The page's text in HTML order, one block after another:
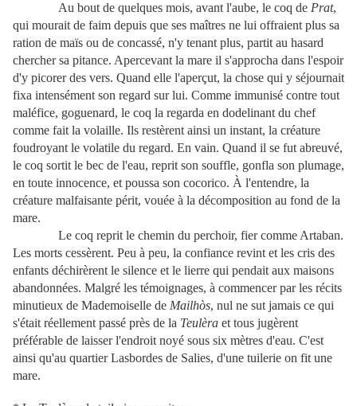
Au bout de quelques mois, avant l'aube, le coq de Prat,
qui mourait de faim depuis que ses maîtres ne lui offraient plus sa
ration de maïs ou de concassé, n'y tenant plus, partit au hasard
chercher sa pitance. Apercevant la mare il s'approcha dans l'espoir
d'y picorer des vers. Quand elle l'aperçut, la chose qui y séjournait
fixa intensément son regard sur lui. Comme immunisé contre tout
maléfice, goguenard, le coq la regarda en dodelinant du chef
comme fait la volaille. Ils restèrent ainsi un instant, la créature
foudroyant le volatile du regard. En vain. Quand il se fut abreuvé,
le coq sortit le bec de l'eau, reprit son souffle, gonfla son plumage,
en toute innocence, et poussa son cocorico. À l'entendre, la
créature malfaisante périt, vouée à la décomposition au fond de la
mare.
Le coq reprit le chemin du perchoir, fier comme Artaban.
Les morts cessèrent. Peu à peu, la confiance revint et les cris des
enfants déchirèrent le silence et le lierre qui pendait aux maisons
abandonnées. Malgré les témoignages, à commencer par les récits
minutieux de Mademoiselle de Mailhòs, nul ne sut jamais ce qui
s'était réellement passé près de la Teulèra et tous jugèrent
préférable de laisser l'endroit noyé sous six mètres d'eau. C'est
ainsi qu'au quartier Lasbordes de Salies, d'une tuilerie on fit une
mare.